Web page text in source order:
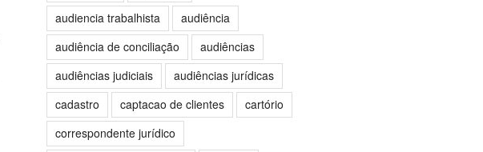
audiencia trabalhista
audiência
audiência de conciliação
audiências
audiências judiciais
audiências jurídicas
cadastro
captacao de clientes
cartório
correspondente jurídico